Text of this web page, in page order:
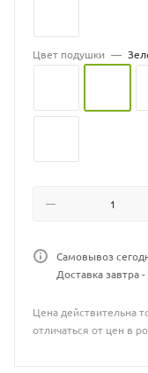
Цвет подушки —
Самовывоз
Доставка завтра
Цена действительна
отличаться от цен в